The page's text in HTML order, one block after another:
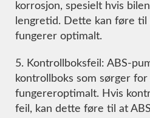
korrosjon, spesielt hvis
lengretid. Dette kan føre til
fungerer optimalt.
5. Kontrollboksfeil: ABS-
kontrollboks som sørger
fungereroptimalt. Hvis
feil, kan dette føre til at